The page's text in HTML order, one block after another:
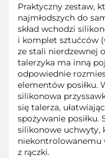
Praktyczny zestaw,
najmłodszych do
skład wchodzi
i komplet sztućców
ze stali nierdzewnej
talerzyka ma inną
odpowiednie
elementów posiłku.
silikonowa
się talerza,
spożywanie posiłku.
silikonowe uchwyty,
niekontrolowanemu
z rączki.